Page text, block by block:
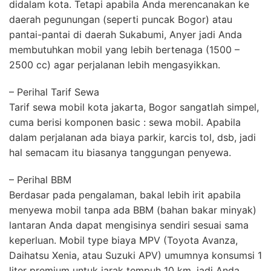
didalam kota. Tetapi apabila Anda merencanakan ke
daerah pegunungan (seperti puncak Bogor) atau
pantai-pantai di daerah Sukabumi, Anyer jadi Anda
membutuhkan mobil yang lebih bertenaga (1500 –
2500 cc) agar perjalanan lebih mengasyikkan.
– Perihal Tarif Sewa
Tarif sewa mobil kota jakarta, Bogor sangatlah simpel,
cuma berisi komponen basic : sewa mobil. Apabila
dalam perjalanan ada biaya parkir, karcis tol, dsb, jadi
hal semacam itu biasanya tanggungan penyewa.
– Perihal BBM
Berdasar pada pengalaman, bakal lebih irit apabila
menyewa mobil tanpa ada BBM (bahan bakar minyak)
lantaran Anda dapat mengisinya sendiri sesuai sama
keperluan. Mobil type biaya MPV (Toyota Avanza,
Daihatsu Xenia, atau Suzuki APV) umumnya konsumsi 1